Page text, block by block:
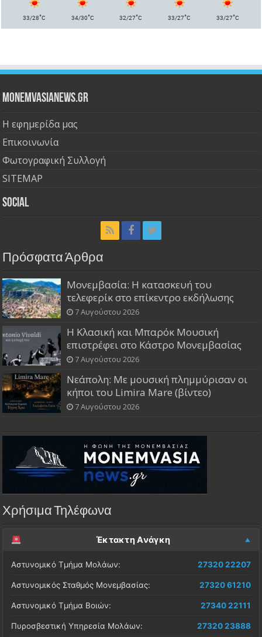
33/28°C 34/30°C 32/27°C 33/27°C 33/27°C
Monemvasianews.gr
Η εφημερίδα μας
Επικοινωνία
Φωτογραφική Συλλογή
SITEMAP
Social
Πρόσφατα Άρθρα
Μονεμβασία: Η κατασκευή του
τελεφερίκ στο επίκεντρο εκδήλωσης
7 Αυγούστου 2026
Η Κλασική και Μπαρόκ Μουσική
επιστρέφει στο Κάστρο Μονεμβασίας
7 Αυγούστου 2026
Νεάπολη: Με μουσική πλημμύρισαν οι
κήποι του Limira Mare (βίντεο)
7 Αυγούστου 2026
Χρήσιμα Τηλέφωνα
Έκτακτη Ανάγκη
Αστυνομικό Τμήμα Μολάων: 27320 22207
Αστυνομικός Σταθμός Μονεμβασίας: 27320 61210
Αστυνομικό Τμήμα Βοιών: 27340 22111
Πυροσβεστική Υπηρεσία Μολάων: 27320 23888